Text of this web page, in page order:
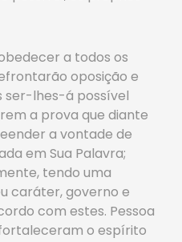
a todos os
oposição e
ser-lhes-á possível
a prova que diante
a vontade de
em Sua Palavra;
tendo uma
caráter, governo e
com estes. Pessoa
o espírito